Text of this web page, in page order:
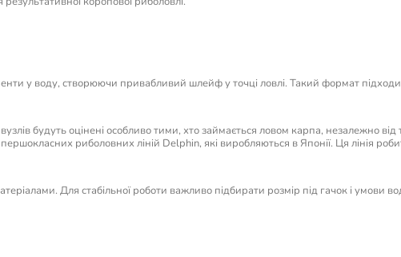
у воду, створюючи привабливий шлейф у точці ловлі. Такий формат
будуть оцінені особливо тими, хто займається ловом карпа, незалежно
риболовних ліній Delphin, які виробляються в Японії. Ця лінія
Для стабільної роботи важливо підбирати розмір під гачок і